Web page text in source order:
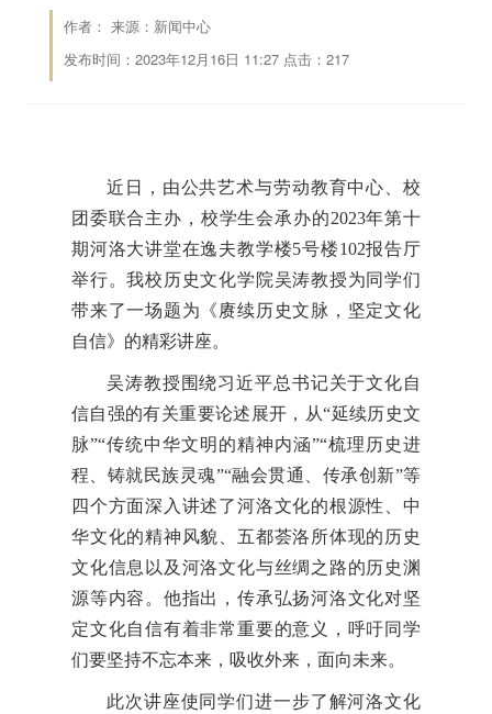
作者： 来源：新闻中心
发布时间：2023年12月16日 11:27 点击： 217
近日，由公共艺术与劳动教育中心、校
团委联合主办，校学生会承办的2023年第十
期河洛大讲堂在逸夫教学楼5号楼102报告厅
举行。我校历史文化学院吴涛教授为同学们
带来了一场题为《赓续历史文脉，坚定文化
自信》的精彩讲座。
吴涛教授围绕习近平总书记关于文化自
信自强的有关重要论述展开，从“延续历史文
脉”“传统中华文明的精神内涵”“梳理历史进
程、铸就民族灵魂”“融会贯通、传承创新”等
四个方面深入讲述了河洛文化的根源性、中
华文化的精神风貌、五都荟洛所体现的历史
文化信息以及河洛文化与丝绸之路的历史渊
源等内容。他指出，传承弘扬河洛文化对坚
定文化自信有着非常重要的意义，呼吁同学
们要坚持不忘本来，吸收外来，面向未来。
此次讲座使同学们进一步了解河洛文化